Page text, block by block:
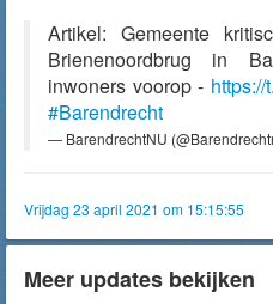
Artikel: Gemeente
Brienenoordbrug in
inwoners voorop -
#Barendrecht
— BarendrechtNU
Vrijdag 23 april 2021 om 15:15:55
Meer updates bekijken